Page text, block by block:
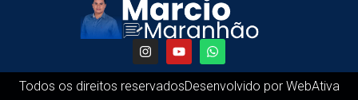
Todos os direitos reservadosDesenvolvido por WebAtiva